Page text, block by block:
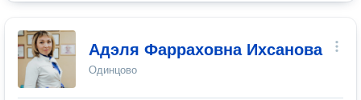
Адэля Фарраховна Ихсанова
Одинцово